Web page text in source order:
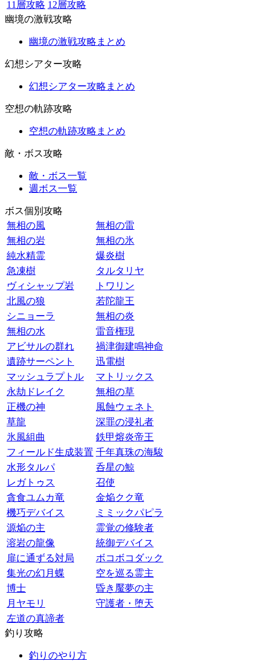
11層攻略 12層攻略
幽境の激戦攻略
幽境の激戦攻略まとめ
幻想シアター攻略
幻想シアター攻略まとめ
空想の軌跡攻略
空想の軌跡攻略まとめ
敵・ボス攻略
敵・ボス一覧
週ボス一覧
ボス個別攻略
無相の風
無相の雷
無相の岩
無相の氷
純水精霊
爆炎樹
急凍樹
タルタリヤ
ヴィシャップ岩
トワリン
北風の狼
若陀龍王
シニョーラ
無相の炎
無相の水
雷音権現
アビサルの群れ
禍津御建鳴神命
遺跡サーペント
迅電樹
マッシュラプトル
マトリックス
永劫ドレイク
無相の草
正機の神
風蝕ウェネト
草龍
深罪の浸礼者
氷風組曲
鉄甲熔炎帝王
フィールド生成装置 千年真珠の海駿
水形タルパ
呑星の鯨
レガトゥス
召使
貪食ユムカ竜
金焔クク竜
機巧デバイス
ミミックパピラ
源焔の主
霊覚の修験者
溶岩の龍像
統御デバイス
扉に通ずる対局
ボコボコダック
集光の幻月蝶
空を巡る霊主
博士
昏き魘夢の主
月ヤモリ
守護者・堕天
左道の真諦者
釣り攻略
釣りのやり方